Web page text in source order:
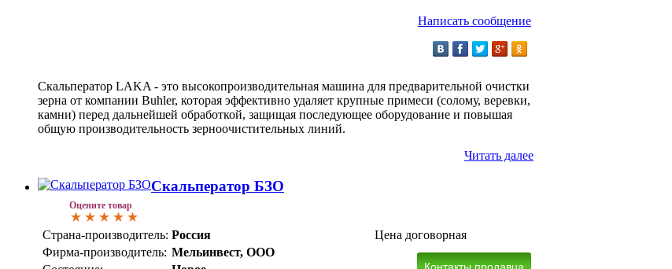
Написать сообщение
Скальператор LAKA - это высокопроизводительная машина для предварительной очистки
зерна от компании Buhler, которая эффективно удаляет крупные примеси (солому, веревки,
камни) перед дальнейшей обработкой, защищая последующее оборудование и повышая
общую производительность зерноочистительных линий.
Читать далее
Оцените товар
Скальператор БЗО
Страна-производитель: Россия
Фирма-производитель: Мельинвест, ООО
Цена договорная
Контакты продавца